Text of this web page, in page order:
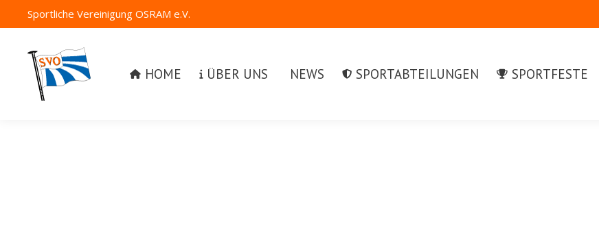
Sportliche Vereinigung OSRAM e.V.
HOME ÜBER UNS NEWS SPORTABTEILUNGEN SPORTFESTE
HOME ÜBER UNS NEWS SPORTABTEILUNGEN SPORTFESTE